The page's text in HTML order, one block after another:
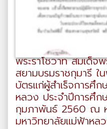
พระราโชวาท สมเด็จ
สยามบรมราชกุมารี
บัตรแก่ผู้สำเร็จการศึ
หลวง ประจำปีการศึ
กุมภาพันธ์ 2560 ณ ห
มหาวิทยาลัยแม่ฟ้าหล